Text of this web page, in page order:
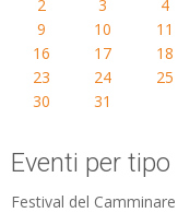
2
3 4
9
10 11
16
17 18
23
24 25
30
31
Eventi per tipo
Festival del Camminare